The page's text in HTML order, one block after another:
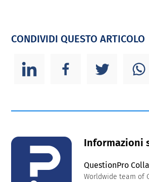
CONDIVIDI QUESTO ARTICOLO
Informazioni
QuestionPro
Worldwide team of